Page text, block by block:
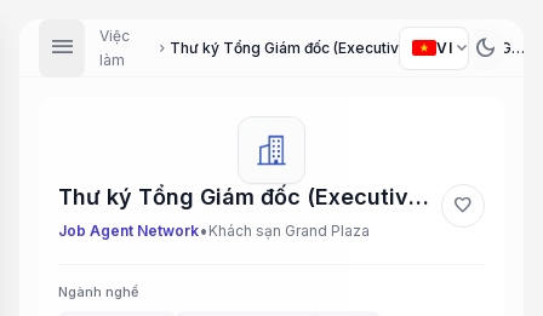
menu
Việc
làm
chevron_right Thư ký Tổng Giám đốc (Executive Assistant to General Director)
VI expand_more dark_mode
Thư ký Tổng Giám đốc (Executive Assistant to General Director)
Job Agent Network• Khách sạn Grand Plaza
favorite
Ngành nghề